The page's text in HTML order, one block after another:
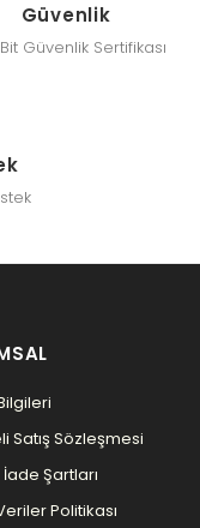
Güvenlik
Güvenlik Sertifikası
Satış Sözleşmesi
Şartları
Politikası